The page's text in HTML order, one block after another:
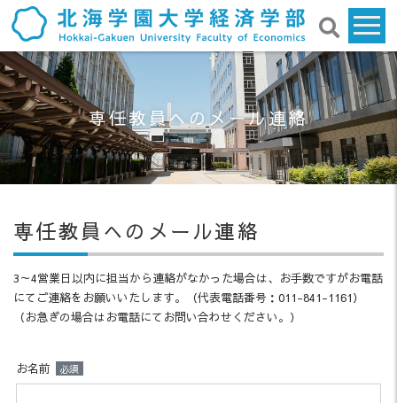
専任教員へのメール連絡
専任教員へのメール連絡
3～4営業日以内に担当から連絡がなかった場合は、お手数ですがお電話
にてご連絡をお願いいたします。（代表電話番号：011-841-1161）
（お急ぎの場合はお電話にてお問い合わせください。）
お名前 必須